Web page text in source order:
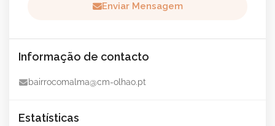
Enviar Mensagem
Informação de contacto
bairrocomalma@cm-olhao.pt
Estatísticas